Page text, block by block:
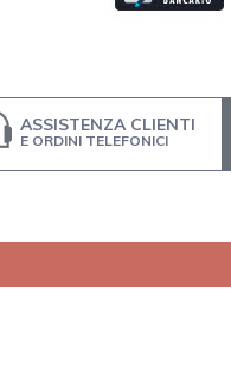
ASSISTENZA CLIENTI
E ORDINI TELEFONICI